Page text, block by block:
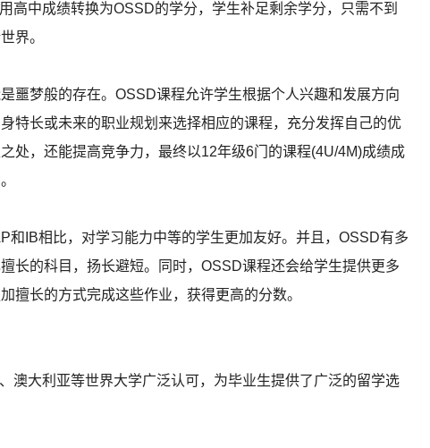
中成绩转换为OSSD的学分，学生补足剩余学分，只需不到
界。
梦般的存在。OSSD课程允许学生根据个人兴趣和发展方向
特长或未来的职业规划来选择相应的课程，充分发挥自己的优
处，还能提高竞争力，最终以12年级6门的课程(4U/4M)成绩成
IB相比，对学习能力中等的学生更加友好。并且，OSSD有多
长的科目，扬长避短。同时，OSSD课程还会给学生提供更多
擅长的方式完成这些作业，获得更高的分数。
大利亚等世界大学广泛认可，为毕业生提供了广泛的留学选